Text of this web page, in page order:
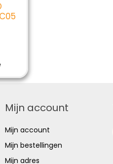
Mijn account
Mijn account
Mijn bestellingen
Mijn adres